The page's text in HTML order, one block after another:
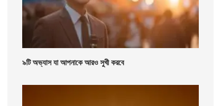
৯টি অভ্যাস যা আপনাকে আরও সুখী করবে